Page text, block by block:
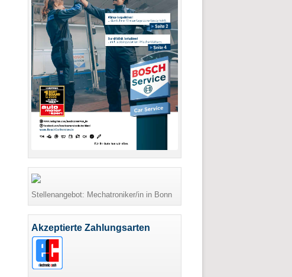
Stellenangebot: Mechatroniker/in in Bonn
Akzeptierte Zahlungsarten